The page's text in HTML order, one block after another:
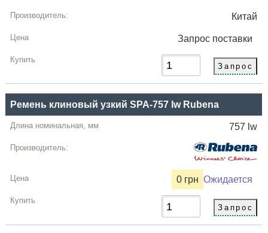
Китай
Запрос поставки
Ремень клиновый узкий SPA-757 lw Rubena
757 lw
0 грн Ожидается